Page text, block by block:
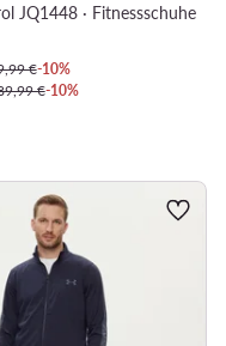
JQ1448 · Fitnessschuhe
€-10%
€-10%